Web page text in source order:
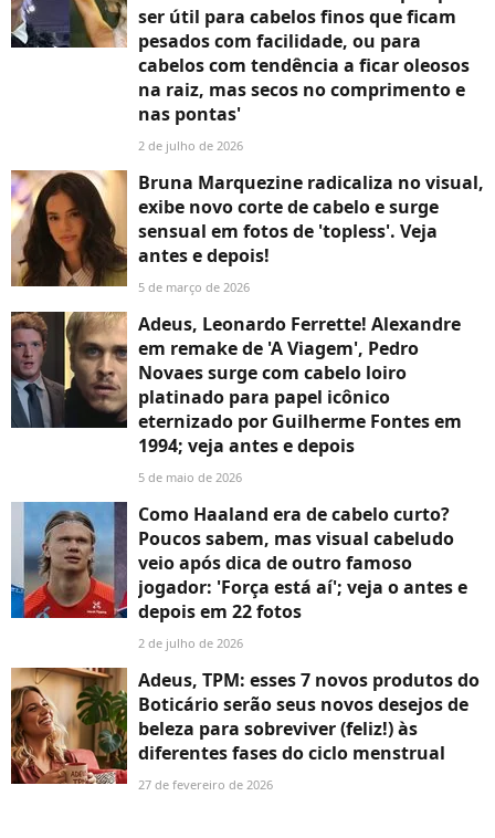
ser útil para cabelos finos que ficam
pesados com facilidade, ou para
cabelos com tendência a ficar oleosos
na raiz, mas secos no comprimento e
nas pontas'
2 de julho de 2026
Bruna Marquezine radicaliza no visual,
exibe novo corte de cabelo e surge
sensual em fotos de 'topless'. Veja
antes e depois!
5 de março de 2026
Adeus, Leonardo Ferrette! Alexandre
em remake de 'A Viagem', Pedro
Novaes surge com cabelo loiro
platinado para papel icônico
eternizado por Guilherme Fontes em
1994; veja antes e depois
5 de maio de 2026
Como Haaland era de cabelo curto?
Poucos sabem, mas visual cabeludo
veio após dica de outro famoso
jogador: 'Força está aí'; veja o antes e
depois em 22 fotos
2 de julho de 2026
Adeus, TPM: esses 7 novos produtos do
Boticário serão seus novos desejos de
beleza para sobreviver (feliz!) às
diferentes fases do ciclo menstrual
27 de fevereiro de 2026